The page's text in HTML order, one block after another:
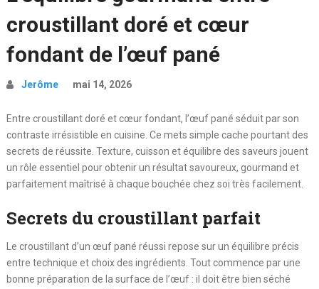
croustillant doré et cœur
fondant de l’œuf pané
Jerôme mai 14, 2026
Entre croustillant doré et cœur fondant, l’œuf pané séduit par son
contraste irrésistible en cuisine. Ce mets simple cache pourtant des
secrets de réussite. Texture, cuisson et équilibre des saveurs jouent
un rôle essentiel pour obtenir un résultat savoureux, gourmand et
parfaitement maîtrisé à chaque bouchée chez soi très facilement.
Secrets du croustillant parfait
Le croustillant d’un œuf pané réussi repose sur un équilibre précis
entre technique et choix des ingrédients. Tout commence par une
bonne préparation de la surface de l’œuf : il doit être bien séché